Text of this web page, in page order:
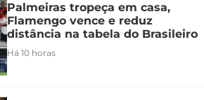
Palmeiras tropeça em casa,
Flamengo vence e reduz
distância na tabela do Brasileiro
Há 10 horas